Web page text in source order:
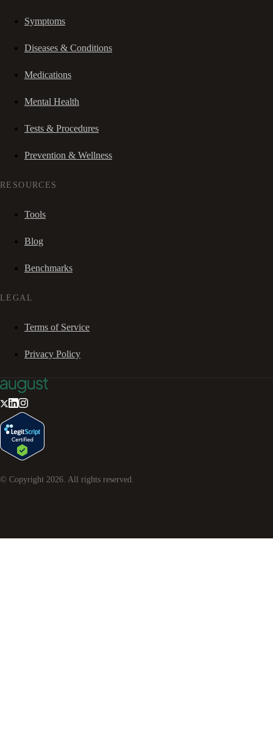
Symptoms
Diseases & Conditions
Medications
Mental Health
Tests & Procedures
Prevention & Wellness
RESOURCES
Tools
Blog
Benchmarks
LEGAL
Terms of Service
Privacy Policy
© Copyright 2026 . All rights reserved.